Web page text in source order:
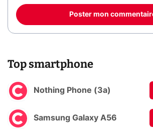
Poster mon
Top smartphone
Nothing Phone (3a)
Samsung Galaxy A56